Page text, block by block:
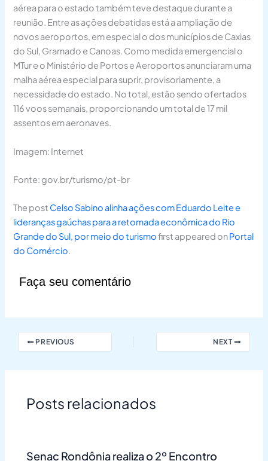
aérea para o estado também teve destaque durante a
reunião. Entre as ações debatidas está a ampliação de
novos aeroportos, em especial o dos municípios de Caxias
do Sul, Gramado e Canoas. Como medida emergencial o
MTur e o Ministério de Portos e Aeroportos anunciaram uma
malha aérea especial para suprir, provisoriamente, a
necessidade do estado. No total, estão sendo ofertados
116 voos semanais, proporcionando um total de 17 mil
assentos em aeronaves.
Imagem: Internet
Fonte: gov.br/turismo/pt-br
The post Celso Sabino alinha ações com Eduardo Leite e
lideranças gaúchas para a retomada econômica do Rio
Grande do Sul, por meio do turismofirst appeared onPortal
do Comércio.
Faça seu comentário
PREVIOUS NEXT
Posts relacionados
Senac Rondônia realiza o 2º Encontro